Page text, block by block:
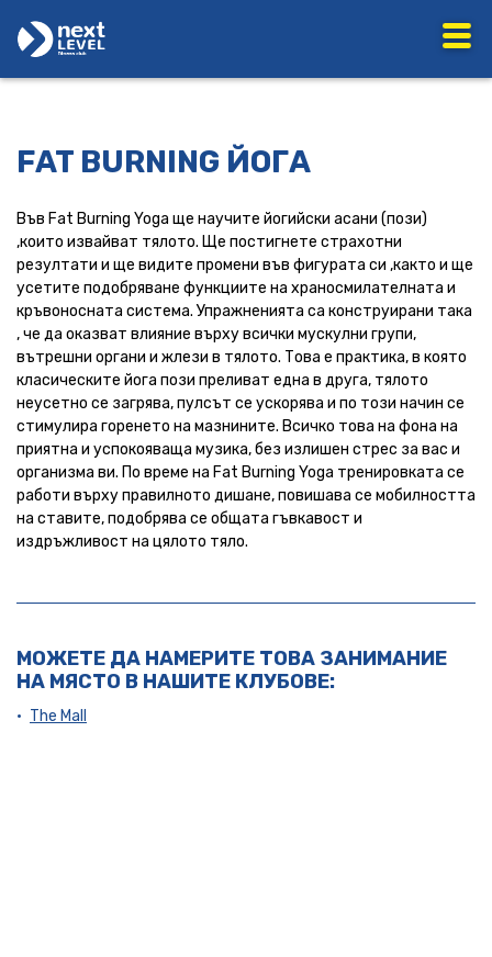
FAT BURNING ЙОГА
Във Fat Burning Yoga ще научите йогийски асани (пози)
,които извайват тялото. Ще постигнете страхотни
резултати и ще видите промени във фигурата си ,както и ще
усетите подобряване функциите на храносмилателната и
кръвоносната система. Упражненията са конструирани така
, че да оказват влияние върху всички мускулни групи,
вътрешни органи и жлези в тялото. Това е практика, в която
класическите йога пози преливат една в друга, тялото
неусетно се загрява, пулсът се ускорява и по този начин се
стимулира горенето на мазнините. Всичко това на фона на
приятна и успокояваща музика, без излишен стрес за вас и
организма ви. По време на Fat Burning Yoga тренировката се
работи върху правилното дишане, повишава се мобилността
на ставите, подобрява се общата гъвкавост и
издръжливост на цялото тяло.
МОЖЕТЕ ДА НАМЕРИТЕ ТОВА ЗАНИМАНИЕ
НА МЯСТО В НАШИТЕ КЛУБОВЕ:
The Mall